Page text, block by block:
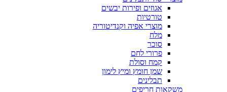
אגוזים ופירות יבשים
טורטיות
מוצרי אפיה וקנדיטוריה
מלח
סוכר
פרורי לחם
קמח וסולת
שמן חומץ ומיץ לימון
תבלינים
משקאות חריפים